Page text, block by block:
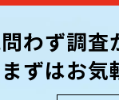
わず調査
まずはお気